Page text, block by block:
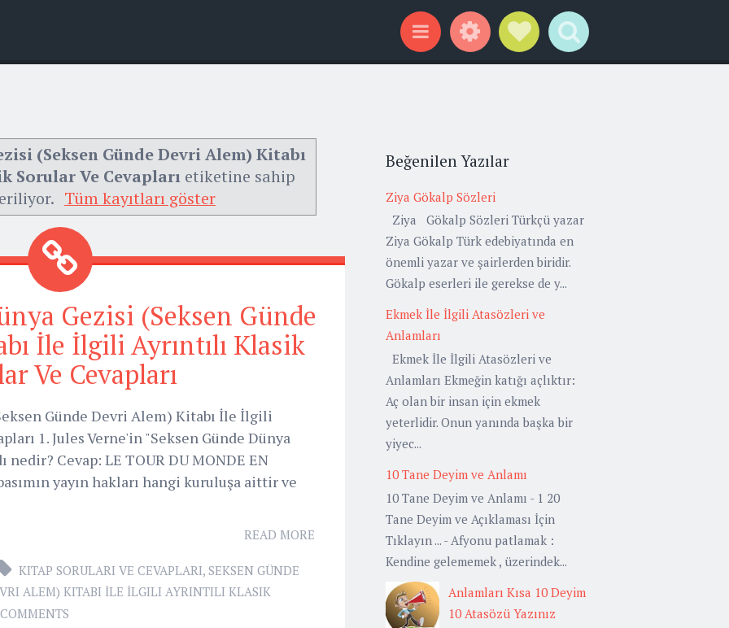
Menu WidgetsSocial Links
Search
(Seksen Günde Devri Alem) Kitabı
Sorular Ve Cevapları etiketine sahip
Tüm kayıtları göster
Gezisi (Seksen Günde
İle İlgili Ayrıntılı Klasik
Ve Cevapları
Günde Devri Alem) Kitabı İle İlgili
1. Jules Verne'in "Seksen Günde Dünya
Cevap: LE TOUR DU MONDE EN
yayın hakları hangi kuruluşa aittir ve
READ MORE
KITAP SORULARI VE CEVAPLARI, SEKSEN GÜNDE
ALEM) KITABI İLE İLGILI AYRINTILI KLASIK
Beğenilen Yazılar
Ziya Gökalp Sözleri
Ziya Gökalp Sözleri Türkçü yazar
Ziya Gökalp Türk edebiyatında en
önemli yazar ve şairlerden biridir.
Gökalp eserleri ile gerekse de y...
Ekmek İle İlgili Atasözleri ve
Anlamları
Ekmek İle İlgili Atasözleri ve
Anlamları Ekmeğin katığı açlıktır:
Aç olan bir insan için ekmek
yeterlidir. Onun yanında başka bir
yiyec...
10 Tane Deyim ve Anlamı
10 Tane Deyim ve Anlamı - 1 20
Tane Deyim ve Açıklaması İçin
Tıklayın ... - Afyonu patlamak :
Kendine gelememek , üzerindek...
Anlamları Kısa 10 Deyim
10 Atasözü Yazınız